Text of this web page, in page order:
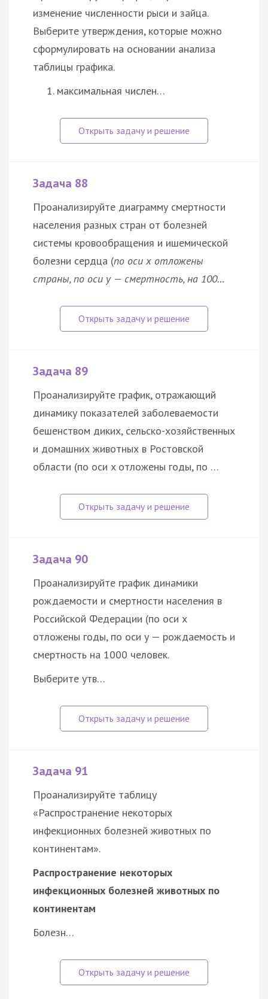
изменение численности рыси и зайца.
Выберите утверждения, которые можно
сформулировать на основании анализа
таблицы графика.
максимальная числен…
Задача 88
Проанализируйте диаграмму смертности
населения разных стран от болезней
системы кровообращения и ишемической
болезни сердца (по оси x отложены
страны, по оси у — смертность, на 100…
Задача 89
Проанализируйте график, отражающий
динамику показателей заболеваемости
бешенством диких, сельско-хозяйственных
и домашних животных в Ростовской
области (по оси x отложены годы, по …
Задача 90
Проанализируйте график динамики
рождаемости и смертности населения в
Российской Федерации (по оси x
отложены годы, по оси у — рождаемость и
смертность на 1000 человек.
Выберите утв…
Задача 91
Проанализируйте таблицу
«Распространение некоторых
инфекционных болезней животных по
континентам».
Распространение некоторых
инфекционных болезней животных по
континентам
Болезн…